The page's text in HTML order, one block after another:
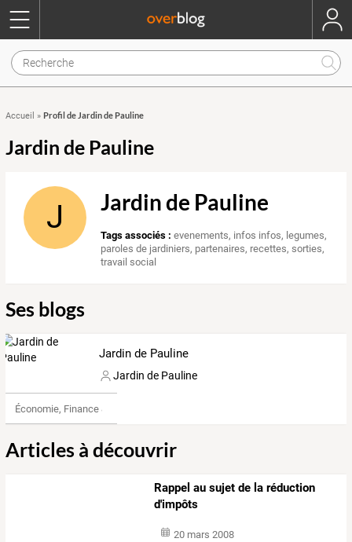
Accueil » Profil de Jardin de Pauline
Jardin de Pauline
J Jardin de Pauline
Tags associés : evenements, infos infos, legumes,
paroles de jardiniers, partenaires, recettes,sorties,
travail social
Ses blogs
Jardin de Pauline
Jardin de Pauline
Économie, Finance & Droit
Articles à découvrir
Rappel au sujet de la réduction
d'impôts
20 mars 2008